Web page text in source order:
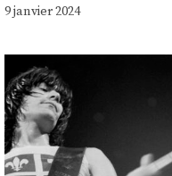
9 janvier 2024